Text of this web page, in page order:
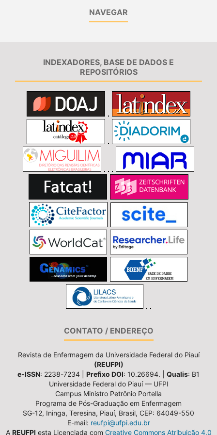
NAVEGAR
INDEXADORES, BASE DE DADOS E
REPOSITÓRIOS
CONTATO / ENDEREÇO
Revista de Enfermagem da Universidade Federal do Piauí
(REUFPI)
e-ISSN: 2238-7234 | Prefixo DOI: 10.26694. | Qualis: B1
Universidade Federal do Piauí — UFPI
Campus Ministro Petrônio Portella
Programa de Pós-Graduação em Enfermagem
SG-12, Ininga, Teresina, Piauí, Brasil, CEP: 64049-550
E-mail: reufpi@ufpi.edu.br
A REUFPI esta Licenciada com Creative Commons Atribuição 4.0